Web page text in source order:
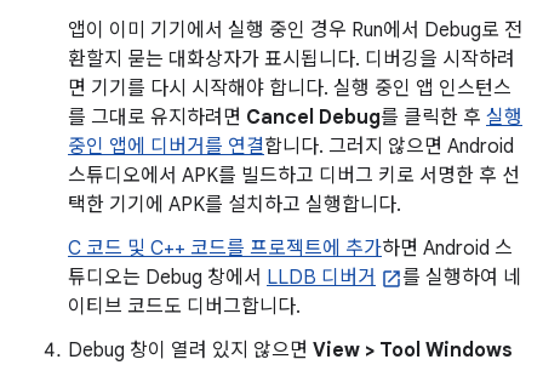
앱이 이미 기기에서 실행 중인 경우 Run에서 Debug로 전
환할지 묻는 대화상자가 표시됩니다. 디버깅을 시작하려
면 기기를 다시 시작해야 합니다. 실행 중인 앱 인스턴스
를 그대로 유지하려면 Cancel Debug를 클릭한 후 실행
중인 앱에 디버거를 연결합니다. 그러지 않으면 Android
스튜디오에서 APK를 빌드하고 디버그 키로 서명한 후 선
택한 기기에 APK를 설치하고 실행합니다.
C 코드 및 C++ 코드를 프로젝트에 추가하면 Android 스
튜디오는 Debug 창에서 LLDB 디버거
를 실행하여 네
이티브 코드도 디버그합니다.
Debug 창이 열려 있지 않으면 View > Tool Windows